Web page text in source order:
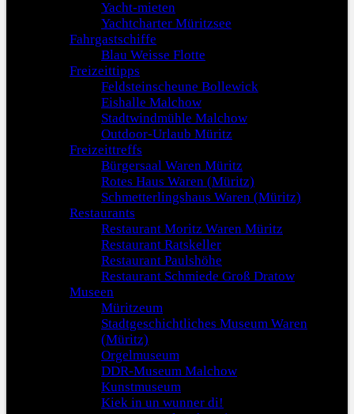
Yacht-mieten
Yachtcharter Müritzsee
Fahrgastschiffe
Blau Weisse Flotte
Freizeittipps
Feldsteinscheune Bollewick
Eishalle Malchow
Stadtwindmühle Malchow
Outdoor-Urlaub Müritz
Freizeittreffs
Bürgersaal Waren Müritz
Rotes Haus Waren (Müritz)
Schmetterlingshaus Waren (Müritz)
Restaurants
Restaurant Moritz Waren Müritz
Restaurant Ratskeller
Restaurant Paulshöhe
Restaurant Schmiede Groß Dratow
Museen
Müritzeum
Stadtgeschichtliches Museum Waren
(Müritz)
Orgelmuseum
DDR-Museum Malchow
Kunstmuseum
Kiek in un wunner di!